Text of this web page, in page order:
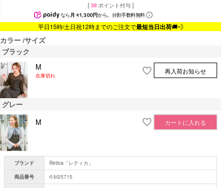
[ 39 ポイント付与 ]
なら 月々1,300円から。分割手数料無料
平日15時/土日祝12時までのご注文で最短当日出荷🚚💨
カラー サイズ
ブラック
M
在庫切れ
再入荷お知らせ
グレー
M
カートに入れる
ブランド
Retica「レティカ」
商品番号
rt-bl25715